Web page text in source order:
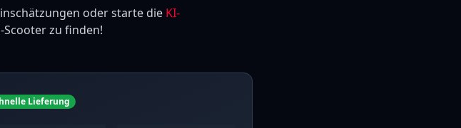
oder starte die KI-
Scooter zu finden!
Lieferung